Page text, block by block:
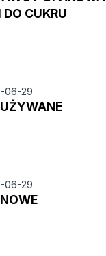
DO CUKRU
06-29
06-29